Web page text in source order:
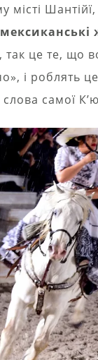
місті
так це те, що
і роблять
самої